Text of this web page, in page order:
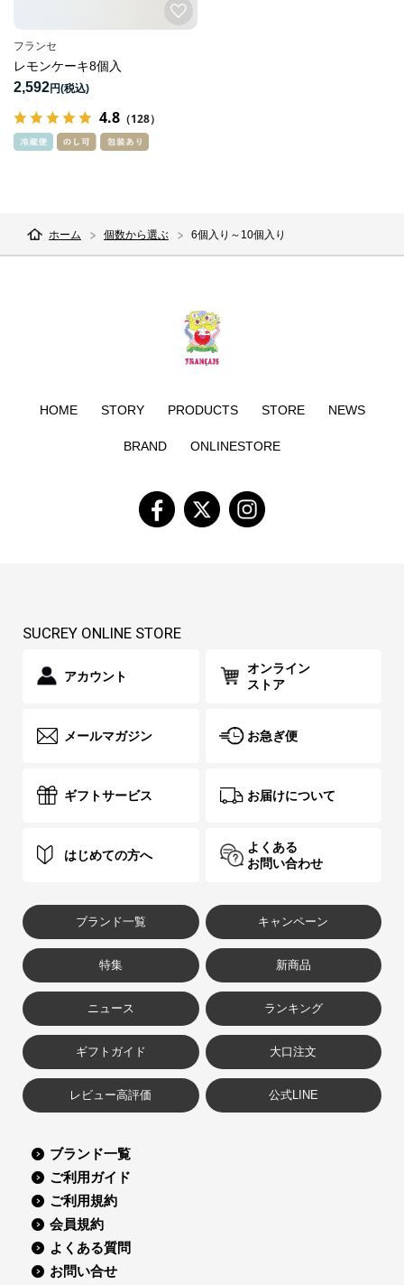
フランセ
レモンケーキ8個入
2,592円
4.8 （128）
ホーム 個数から選ぶ 6個入り～10個入り
HOME STORY PRODUCTS STORE NEWS
BRAND ONLINESTORE
SUCREY ONLINE STORE
アカウント
オンライン
ストア
メールマガジン お急ぎ便
ギフトサービス お届けについて
はじめての方へ
よくある
お問い合わせ
ブランド一覧 キャンペーン
特集 新商品
ニュース ランキング
ギフトガイド 大口注文
レビュー高評価 公式LINE
ブランド一覧
ご利用ガイド
ご利用規約
会員規約
よくある質問
お問い合せ